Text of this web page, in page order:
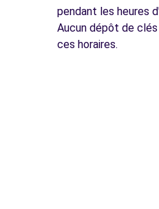
pendant les heures
Aucun dépôt de
ces horaires.